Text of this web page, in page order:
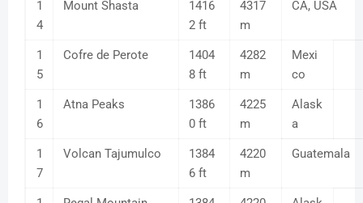
1
4
Mount Shasta
1416
2 ft
4317
m
CA, USA
1
5
Cofre de Perote
1404
8 ft
4282
m
Mexi
co
1
6
Atna Peaks
1386
0 ft
4225
m
Alask
a
1
7
Volcan Tajumulco
1384
6 ft
4220
m
Guatemala